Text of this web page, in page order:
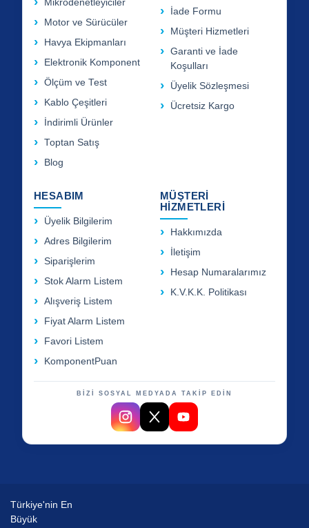
Mikrodenetleyiciler
Motor ve Sürücüler
Havya Ekipmanları
Elektronik Komponent
Ölçüm ve Test
Kablo Çeşitleri
İndirimli Ürünler
Toptan Satış
Blog
İade Formu
Müşteri Hizmetleri
Garanti ve İade
Koşulları
Üyelik Sözleşmesi
Ücretsiz Kargo
HESABIM
Üyelik Bilgilerim
Adres Bilgilerim
Siparişlerim
Stok Alarm Listem
Alışveriş Listem
Fiyat Alarm Listem
Favori Listem
KomponentPuan
MÜŞTERİ
HİZMETLERİ
Hakkımızda
İletişim
Hesap Numaralarımız
K.V.K.K. Politikası
BİZİ SOSYAL MEDYADA TAKİP EDİN
Türkiye'nin En
Büyük